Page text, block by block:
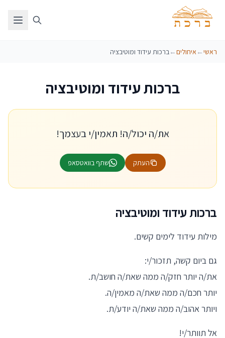
ראשי← איחולים←ברכות עידוד ומוטיבציה
ברכות עידוד ומוטיבציה
את/ה יכול/ה! תאמין/י בעצמך!
העתק שתף בוואטסאפ
ברכות עידוד ומוטיבציה
מילות עידוד לימים קשים.
גם ביום קשה, תזכור/י:
את/ה יותר חזק/ה ממה שאת/ה חושב/ת.
יותר חכם/ה ממה שאת/ה מאמין/ה.
ויותר אהוב/ה ממה שאת/ה יודע/ת.
אל תוותר/י!